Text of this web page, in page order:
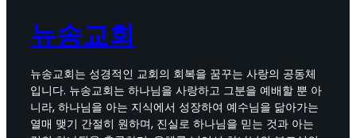
뉴송교회
뉴송교회는 성경적인 교회의 회복을 꿈꾸는 사랑의 공동체
입니다. 뉴송교회는 하나님을 사랑하고 그분을 예배할 뿐 아
니라, 하나님을 아는 지식에서 성장하여 예수님을 닮아가는
열매 맺기 간절히 원하며, 진실로 하나님을 믿는 것과 아는